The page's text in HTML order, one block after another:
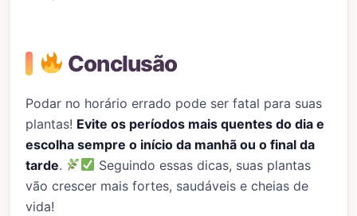
Conclusão
Podar no horário errado pode ser fatal para suas
plantas! Evite os períodos mais quentes do dia e
escolha sempre o início da manhã ou o final da
tarde.
Seguindo essas dicas, suas plantas
vão crescer mais fortes, saudáveis e cheias de
vida!